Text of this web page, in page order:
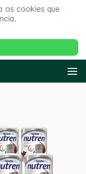
os cookies que